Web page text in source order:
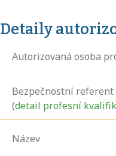
Detaily
Autorizovaná osoba
Bezpečnostní
(detail profesní
Název